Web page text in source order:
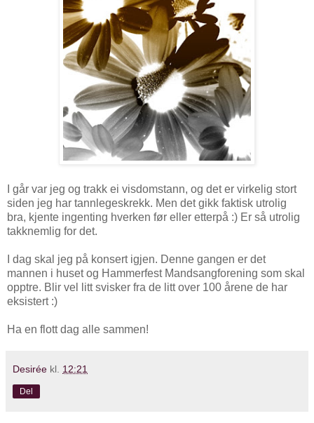
I går var jeg og trakk ei visdomstann, og det er virkelig stort
siden jeg har tannlegeskrekk. Men det gikk faktisk utrolig
bra, kjente ingenting hverken før eller etterpå :) Er så utrolig
takknemlig for det.
I dag skal jeg på konsert igjen. Denne gangen er det
mannen i huset og Hammerfest Mandsangforening som skal
opptre. Blir vel litt svisker fra de litt over 100 årene de har
eksistert :)
Ha en flott dag alle sammen!
Desirée kl. 12:21
Del